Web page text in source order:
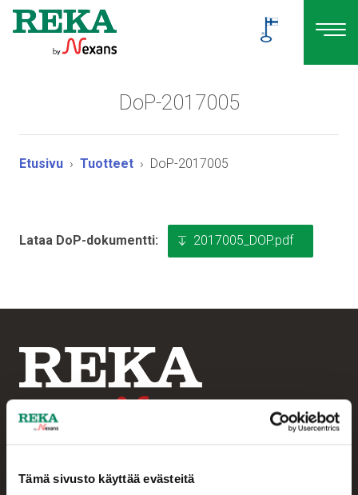
Tämä sivusto käyttää evästeitä
DoP-2017005
Etusivu Tuotteet DoP-2017005
Lataa DoP-dokumentti: 2017005_DOP.pdf
Asiakaspalvelu